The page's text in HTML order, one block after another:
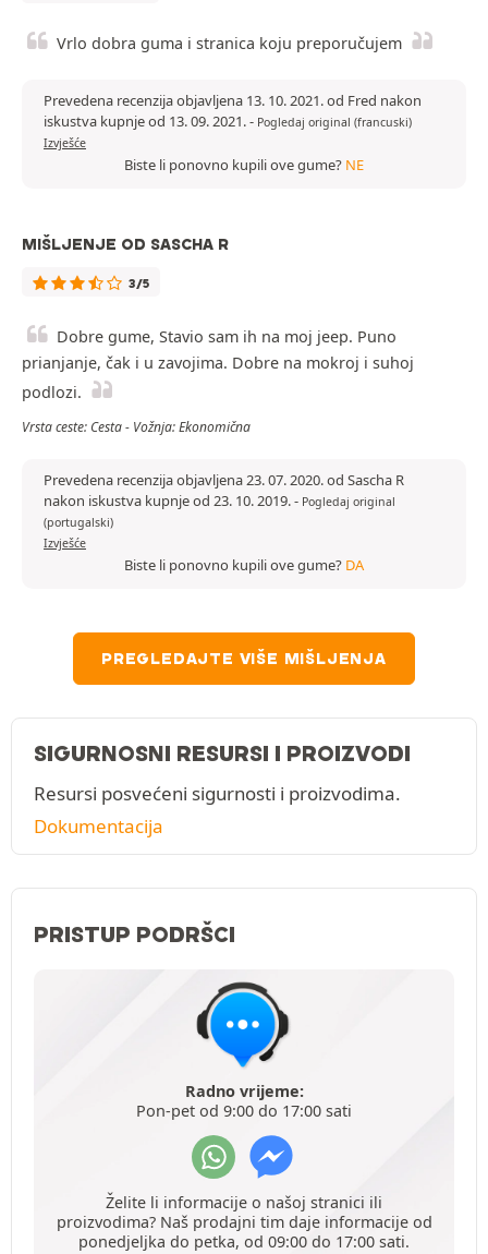
Vrlo dobra guma i stranica koju preporučujem
Prevedena recenzija objavljena 13. 10. 2021. od Fred nakon
iskustva kupnje od 13. 09. 2021.- Pogledaj original (francuski)
Izvješće
Biste li ponovno kupili ove gume? NE
MIŠLJENJE OD SASCHA R
3/5
Dobre gume, Stavio sam ih na moj jeep. Puno
prianjanje, čak i u zavojima. Dobre na mokroj i suhoj
podlozi.
Vrsta ceste: Cesta - Vožnja: Ekonomična
Prevedena recenzija objavljena 23. 07. 2020. od Sascha R
nakon iskustva kupnje od 23. 10. 2019.- Pogledaj original
(portugalski)
Izvješće
Biste li ponovno kupili ove gume? DA
PREGLEDAJTE VIŠE MIŠLJENJA
SIGURNOSNI RESURSI I PROIZVODI
Resursi posvećeni sigurnosti i proizvodima.
Dokumentacija
PRISTUP PODRŠCI
Radno vrijeme:
Pon-pet od 9:00 do 17:00 sati
Želite li informacije o našoj stranici ili
proizvodima? Naš prodajni tim daje informacije od
ponedjeljka do petka, od 09:00 do 17:00 sati.